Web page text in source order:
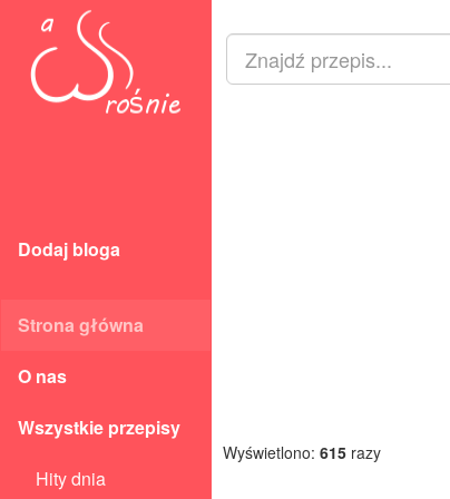
Dodaj bloga
Strona główna
O nas
Wszystkie przepisy
Hity dnia
Wyświetlono: 615 razy